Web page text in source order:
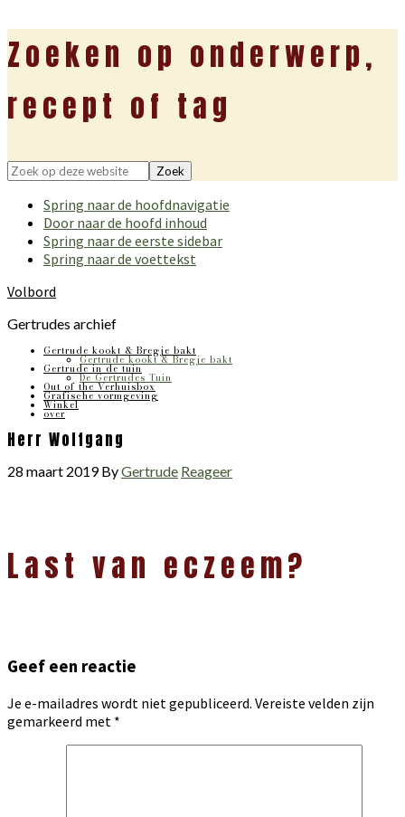
Zoeken op onderwerp,
recept of tag
Zoek
deze
website
Spring naar de hoofdnavigatie
Door naar de hoofd inhoud
Spring naar de eerste sidebar
Spring naar de voettekst
Volbord
Gertrudes archief
Gertrude kookt & Bregje bakt
Gertrude kookt & Bregje bakt
Gertrude in de tuin
De Gertrudes Tuin
Out of the Verhuisbox
Grafische vormgeving
Winkel
over
Herr Wolfgang
28 maart 2019ByGertrude Reageer
Interacties
Last van eczeem?
Geef een reactie
Je e-mailadres wordt niet gepubliceerd. Vereiste velden zijn
gemarkeerd met *